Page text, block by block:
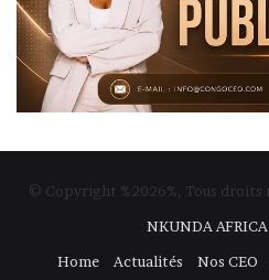
© Copyright %2026%, Tous droits
NKUNDA
Home
Actualités Nos CEO